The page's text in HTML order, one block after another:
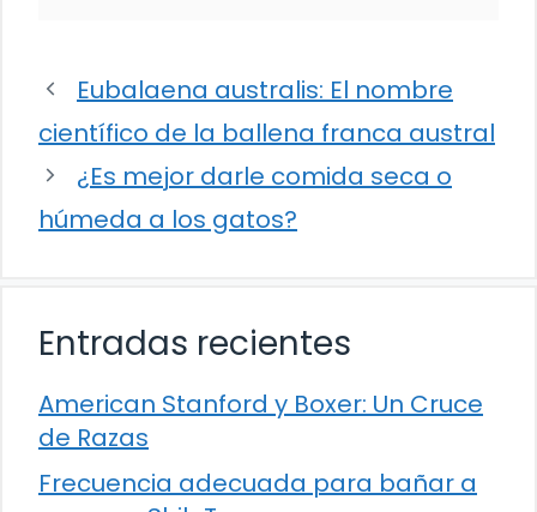
Eubalaena australis: El nombre
científico de la ballena franca austral
¿Es mejor darle comida seca o
húmeda a los gatos?
Entradas recientes
American Stanford y Boxer: Un Cruce
de Razas
Frecuencia adecuada para bañar a